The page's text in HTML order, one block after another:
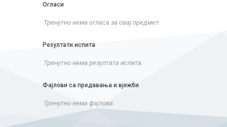
Огласи
Тренутно нема огласа за овај предмет.
Резултати испита
Тренутно нема резултата испита.
Фајлови са предавања и вјежби
Тренутно нема фајлова.